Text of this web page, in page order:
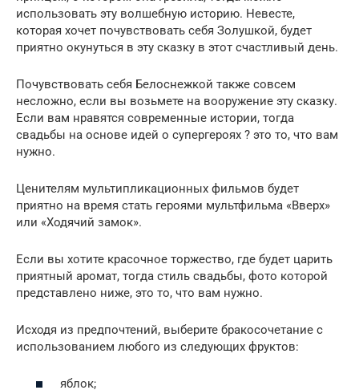
использовать эту волшебную историю. Невесте,
которая хочет почувствовать себя Золушкой, будет
приятно окунуться в эту сказку в этот счастливый день.
Почувствовать себя Белоснежкой также совсем
несложно, если вы возьмете на вооружение эту сказку.
Если вам нравятся современные истории, тогда
свадьбы на основе идей о супергероях ? это то, что вам
нужно.
Ценителям мультипликационных фильмов будет
приятно на время стать героями мультфильма «Вверх»
или «Ходячий замок».
Если вы хотите красочное торжество, где будет царить
приятный аромат, тогда стиль свадьбы, фото которой
представлено ниже, это то, что вам нужно.
Исходя из предпочтений, выберите бракосочетание с
использованием любого из следующих фруктов:
яблок;